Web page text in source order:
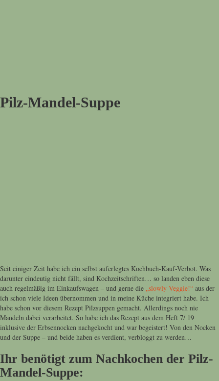
Pilz-Mandel-Suppe
Seit einiger Zeit habe ich ein selbst auferlegtes Kochbuch-Kauf-Verbot. Was
darunter eindeutig nicht fällt, sind Kochzeitschriften… so landen eben diese
auch regelmäßig im Einkaufswagen – und gerne die „slowly Veggie!“ aus der
ich schon viele Ideen übernommen und in meine Küche integriert habe. Ich
habe schon vor diesem Rezept Pilzsuppen gemacht. Allerdings noch nie
Mandeln dabei verarbeitet. So habe ich das Rezept aus dem Heft 7/ 19
inklusive der Erbsennocken nachgekocht und war begeistert! Von den Nocken
und der Suppe – und beide haben es verdient, verbloggt zu werden…
Ihr benötigt zum Nachkochen der Pilz-
Mandel-Suppe: